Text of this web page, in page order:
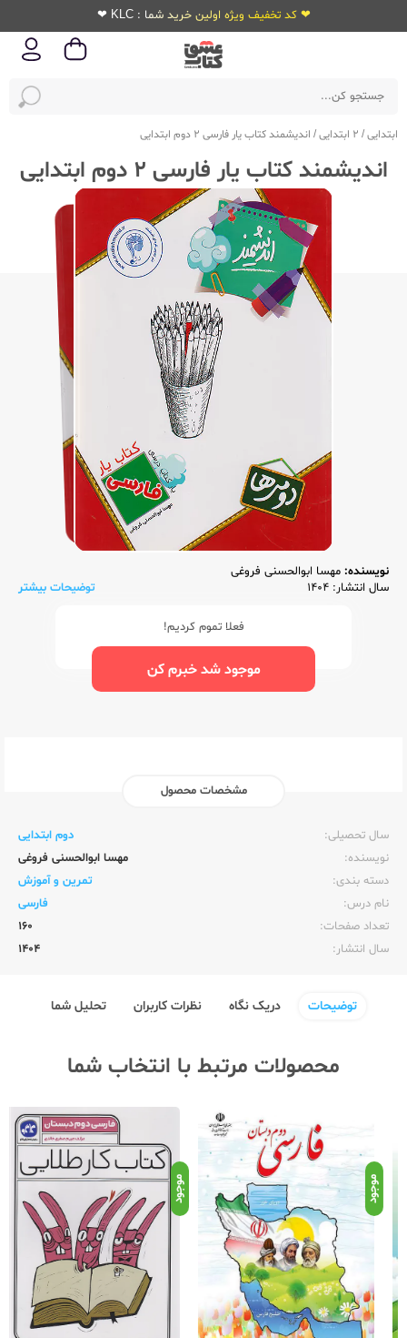
❤ کد تخفیف ویژه اولین خرید شما : KLC ❤
ابتدایی/ 2 ابتدایی / اندیشمند کتاب یار فارسی 2 دوم ابتدایی
اندیشمند کتاب یار فارسی 2 دوم ابتدایی
نویسنده: مهسا ابوالحسنی فروغی
سال انتشار: 1404
توضیحات بیشتر
فعلا تموم کردیم!
موجود شد خبرم کن
مشخصات محصول
سال تحصیلی:‌
دوم ابتدایی
نویسنده:‌
مهسا ابوالحسنی فروغی
دسته بندی:
تمرین و آموزش
نام درس:
فارسی
تعداد صفحات:‌
160
سال انتشار:‌
1404
توضیحات دریک نگاه نظرات کاربران تحلیل شما
محصولات مرتبط با انتخاب شما